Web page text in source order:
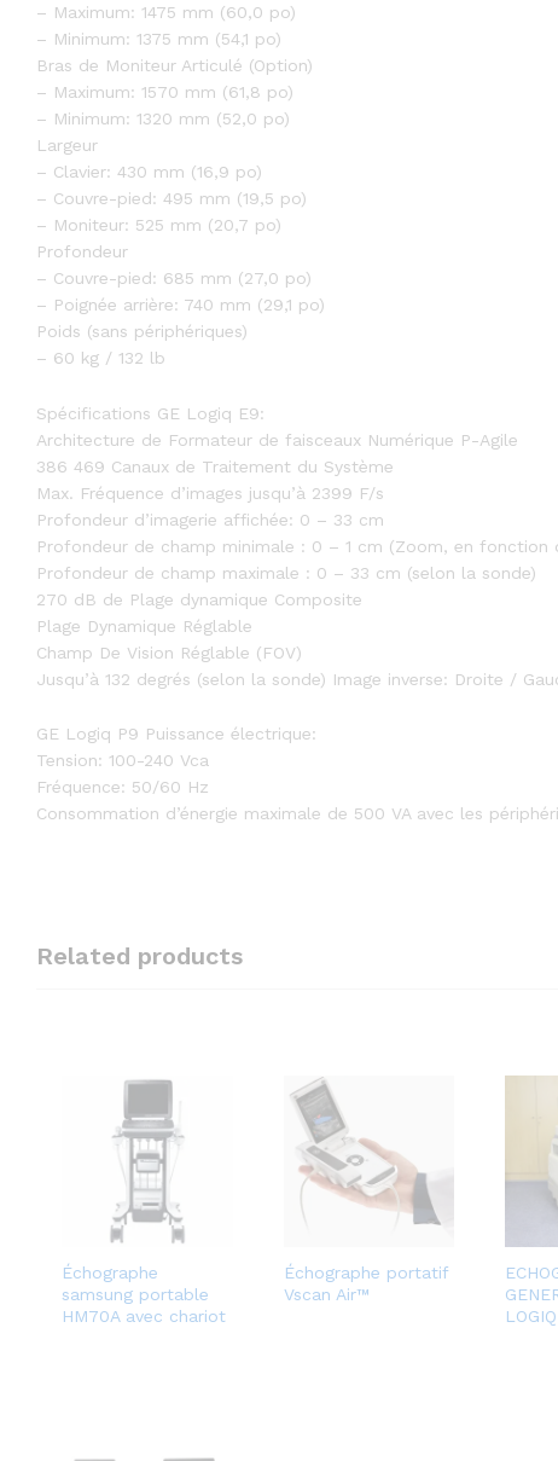
– Maximum: 1475 mm (60,0 po)
– Minimum: 1375 mm (54,1 po)
Bras de Moniteur Articulé (Option)
– Maximum: 1570 mm (61,8 po)
– Minimum: 1320 mm (52,0 po)
Largeur
– Clavier: 430 mm (16,9 po)
– Couvre-pied: 495 mm (19,5 po)
– Moniteur: 525 mm (20,7 po)
Profondeur
– Couvre-pied: 685 mm (27,0 po)
– Poignée arrière: 740 mm (29,1 po)
Poids (sans périphériques)
– 60 kg / 132 lb
Spécifications GE Logiq E9:
Architecture de Formateur de faisceaux Numérique P-Agile
386 469 Canaux de Traitement du Système
Max. Fréquence d’images jusqu’à 2399 F/s
Profondeur d’imagerie affichée: 0 – 33 cm
Profondeur de champ minimale : 0 – 1 cm (Zoom, en fonction
Profondeur de champ maximale : 0 – 33 cm (selon la sonde)
270 dB de Plage dynamique Composite
Plage Dynamique Réglable
Champ De Vision Réglable (FOV)
Jusqu’à 132 degrés (selon la sonde) Image inverse: Droite /
GE Logiq P9 Puissance électrique:
Tension: 100-240 Vca
Fréquence: 50/60 Hz
Consommation d’énergie maximale de 500 VA avec les
Related products
Échographe
samsung portable
HM70A avec chariot
Échographe portatif
Vscan Air™